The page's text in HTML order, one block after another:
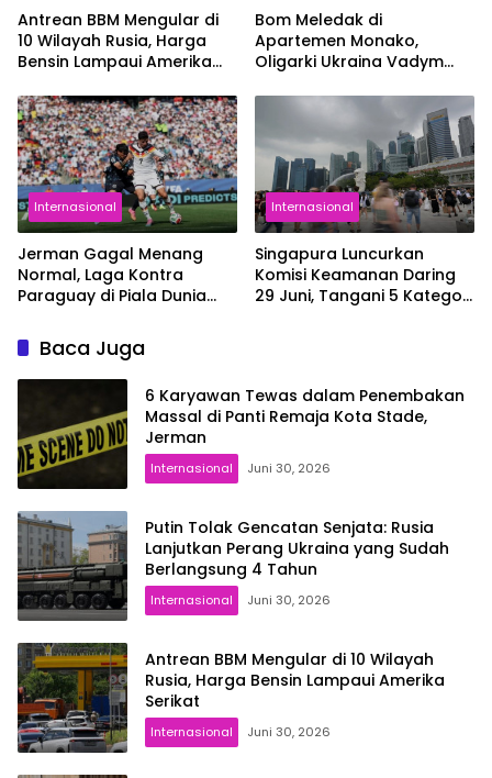
Antrean BBM Mengular di
10 Wilayah Rusia, Harga
Bensin Lampaui Amerika
Bom Meledak di
Apartemen Monako,
Oligarki Ukraina Vadym
Internasional
Jerman Gagal Menang
Normal, Laga Kontra
Paraguay di Piala Dunia
Tambahan
Internasional
Singapura Luncurkan
Komisi Keamanan Daring
29 Juni, Tangani 5 Kategori
Baca Juga
6 Karyawan Tewas dalam Penembakan
Massal di Panti Remaja Kota Stade,
Jerman
Internasional Juni 30, 2026
Putin Tolak Gencatan Senjata: Rusia
Lanjutkan Perang Ukraina yang Sudah
Berlangsung 4 Tahun
Internasional Juni 30, 2026
Antrean BBM Mengular di 10 Wilayah
Rusia, Harga Bensin Lampaui Amerika
Serikat
Internasional Juni 30, 2026